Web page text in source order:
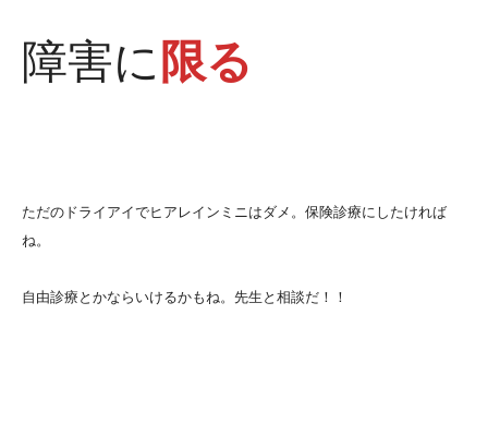
障害に限る
ただのドライアイでヒアレインミニはダメ。保険診療にしたければ
ね。
自由診療とかならいけるかもね。先生と相談だ！！